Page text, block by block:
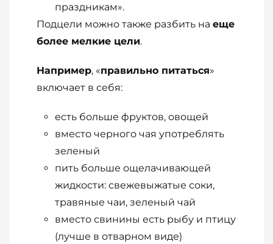
праздникам».
Подцели можно также разбить на еще
более мелкие цели.
Например, «правильно питаться»
включает в себя:
есть больше фруктов, овощей
вместо черного чая употреблять
зеленый
пить больше ощелачивающей
жидкости: свежевыжатые соки,
травяные чаи, зеленый чай
вместо свинины есть рыбу и птицу
(лучше в отварном виде)